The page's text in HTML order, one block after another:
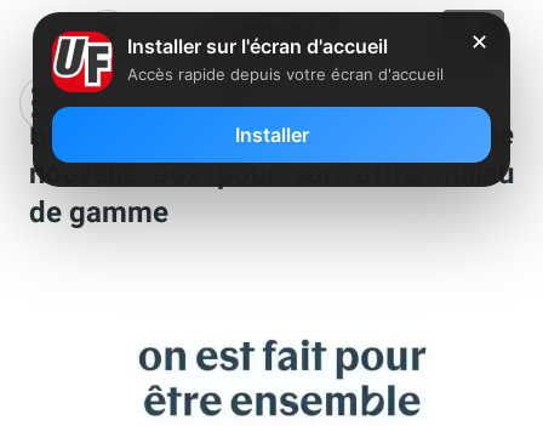
Bouygues Telecom préparerait une
nouvelle box pour son offre milieu
de gamme
✕
Installer sur l'écran d'accueil
Accès rapide depuis votre écran d'accueil
Installer